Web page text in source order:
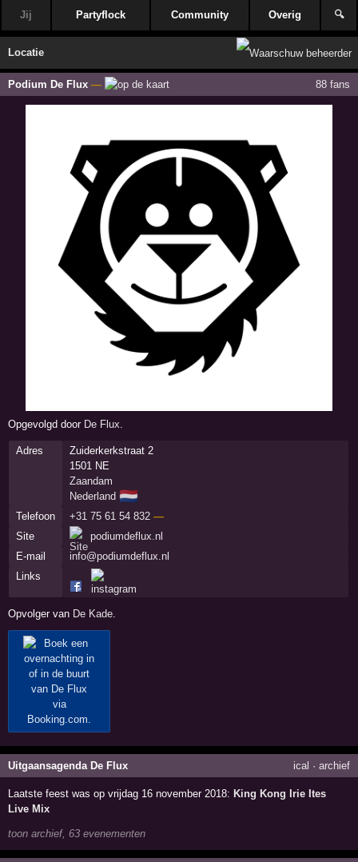
Jij Partyflock Community Overig 🔍
Locatie
Podium De Flux — 88 fans
Opgevolgd door De Flux
Adres
Zuiderkerkstraat 2
1501 NE
Zaandam
Nederland 🇳🇱
Telefoon +31 75 61 54 832 —
Site
podiumdeflux.nl
E-mail
info@podiumdeflux.nl
Links
Opvolger van De Kade.
Uitgaansagenda De Flux ical · archief
Laatste feest was op vrijdag 16 november 2018:King Kong Irie Ites
Live Mix
toon archief, 63 evenementen